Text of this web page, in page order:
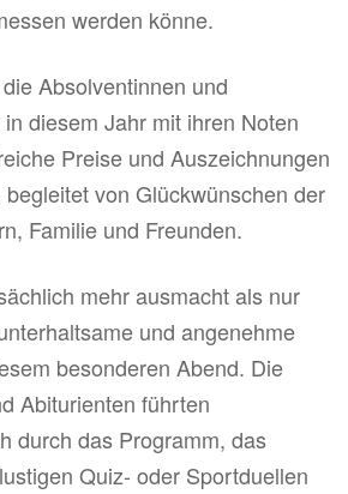
werden könne.
Absolventinnen und
diesem Jahr mit ihren Noten
Preise und Auszeichnungen
von Glückwünschen der
Familie und Freunden.
mehr ausmacht als nur
und angenehme
besonderen Abend. Die
Abiturienten führten
durch das Programm, das
Quiz- oder Sportduellen